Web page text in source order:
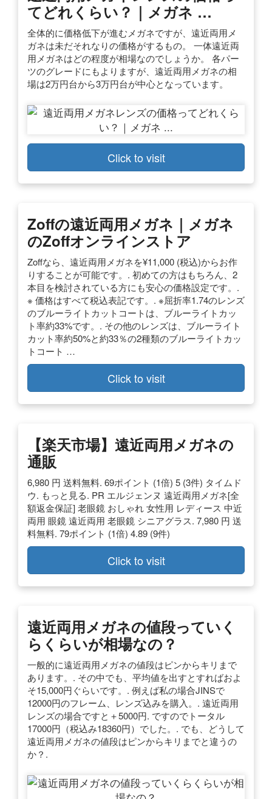
てどれくらい？｜メガネ …
全体的に価格低下が進むメガネですが、遠近両用メ
ガネは未だそれなりの価格がするもの。 一体遠近両
用メガネはどの程度が相場なのでしょうか。 各パー
ツのグレードにもよりますが、遠近両用メガネの相
場は2万円台から3万円台が中心となっています。
Click to visit
Zoffの遠近両用メガネ｜メガネ
のZoffオンラインストア
Zoffなら、遠近両用メガネを¥11,000 (税込)からお作
りすることが可能です。. 初めての方はもちろん、2
本目を検討されている方にも安心の価格設定です。.
※ 価格はすべて税込表記です。. ※屈折率1.74のレンズ
のブルーライトカットコートは、ブルーライトカッ
ト率約33%です。. その他のレンズは、ブルーライト
カット率約50%と約33％の2種類のブルーライトカッ
トコート …
Click to visit
【楽天市場】遠近両用メガネの
通販
6,980 円 送料無料. 69ポイント (1倍) 5 (3件) タイムド
ウ. もっと見る. PR エルジェンヌ 遠近両用メガネ[全
額返金保証] 老眼鏡 おしゃれ 女性用 レディース 中近
両用 眼鏡 遠近両用 老眼鏡 シニアグラス. 7,980 円 送
料無料. 79ポイント (1倍) 4.89 (9件)
Click to visit
遠近両用メガネの値段っていく
らくらいが相場なの？
一般的に遠近両用メガネの値段はピンからキリまで
あります。. その中でも、平均値を出すとすればおよ
そ15,000円ぐらいです。. 例えば私の場合JINSで
12000円のフレーム、レンズ込みを購入。. 遠近両用
レンズの場合ですと＋5000円. ですのでトータル
17000円（税込み18360円）でした。. でも、どうして
遠近両用メガネの値段はピンからキリまでと違うの
か？.